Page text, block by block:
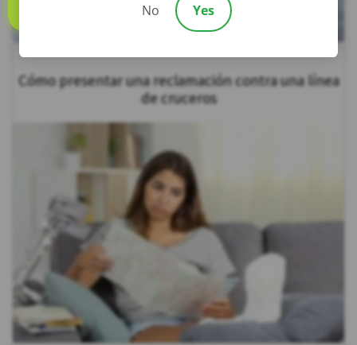
Cómo presentar una reclamación contra una línea
de cruceros
No Yes